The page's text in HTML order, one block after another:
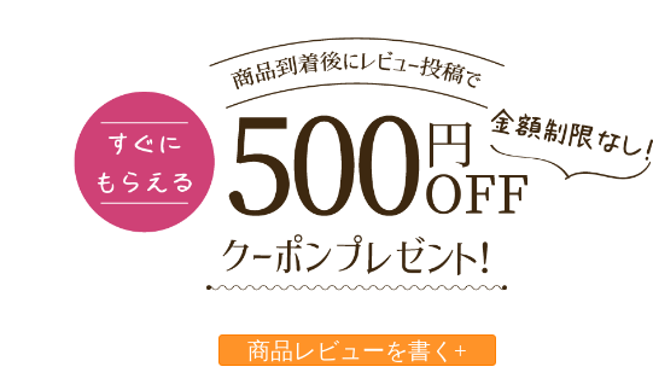
商品レビューを書く+